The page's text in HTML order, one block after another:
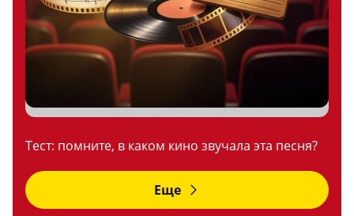
Тест: помните, в каком кино звучала эта песня?
Еще